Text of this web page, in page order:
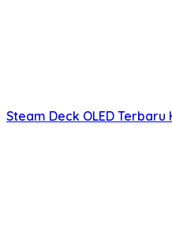
Steam Deck OLED